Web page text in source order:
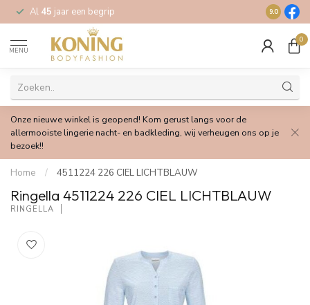
Al 45 jaar een begrip Gratis
9.0
MENU
0
Onze nieuwe winkel is geopend! Kom gerust langs voor de
allermooiste lingerie nacht- en badkleding, wij verheugen ons op je
bezoek!!
Home / 4511224 226 CIEL LICHTBLAUW
Ringella 4511224 226 CIEL LICHTBLAUW
RINGELLA